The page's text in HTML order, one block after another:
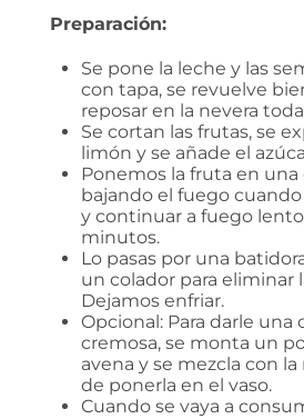
⠀Preparación:
Se pone la leche y las
con tapa, se revuelve
reposar en la nevera
Se cortan las frutas, se
limón y se añade el
Ponemos la fruta en una
bajando el fuego
y continuar a fuego
minutos.
Lo pasas por una
un colador para eliminar
Dejamos enfriar.
Opcional: Para darle una
cremosa, se monta un
avena y se mezcla con
de ponerla en el vaso.
Cuando se vaya a